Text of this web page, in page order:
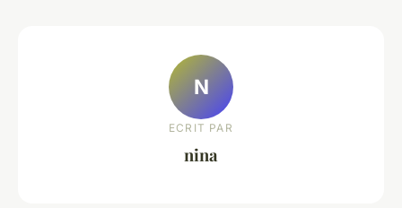
N
ECRIT PAR
nina